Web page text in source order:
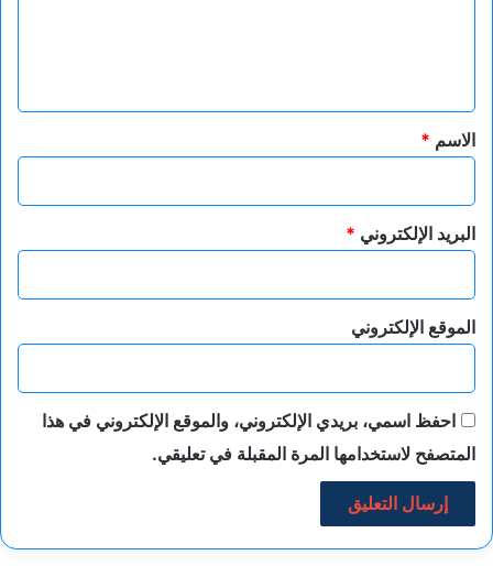
*
الاسم *
البريد الإلكتروني *
الموقع الإلكتروني
احفظ اسمي، بريدي الإلكتروني، والموقع الإلكتروني في هذا
المتصفح لاستخدامها المرة المقبلة في تعليقي.